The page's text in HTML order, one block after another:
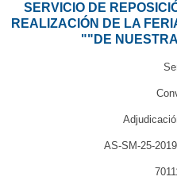
SERVICIO DE
REALIZACIÓN DE LA
""DE
AS-SM-25-